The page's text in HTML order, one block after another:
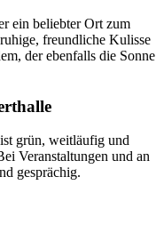
ein beliebter Ort zum
freundliche Kulisse
der ebenfalls die Sonne
grün, weitläufig und
Veranstaltungen und an
gesprächig.